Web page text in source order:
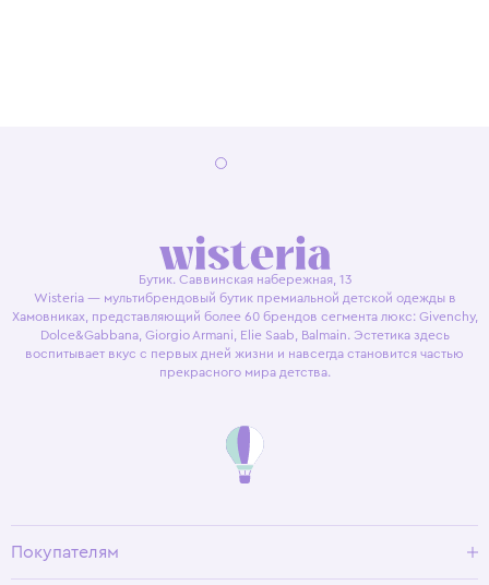
Бутик. Саввинская набережная, 13
Wisteria — мультибрендовый бутик премиальной детской одежды в
Хамовниках, представляющий более 60 брендов сегмента люкс: Givenchy,
Dolce&Gabbana, Giorgio Armani, Elie Saab, Balmain. Эстетика здесь
воспитывает вкус с первых дней жизни и навсегда становится частью
прекрасного мира детства.
Покупателям